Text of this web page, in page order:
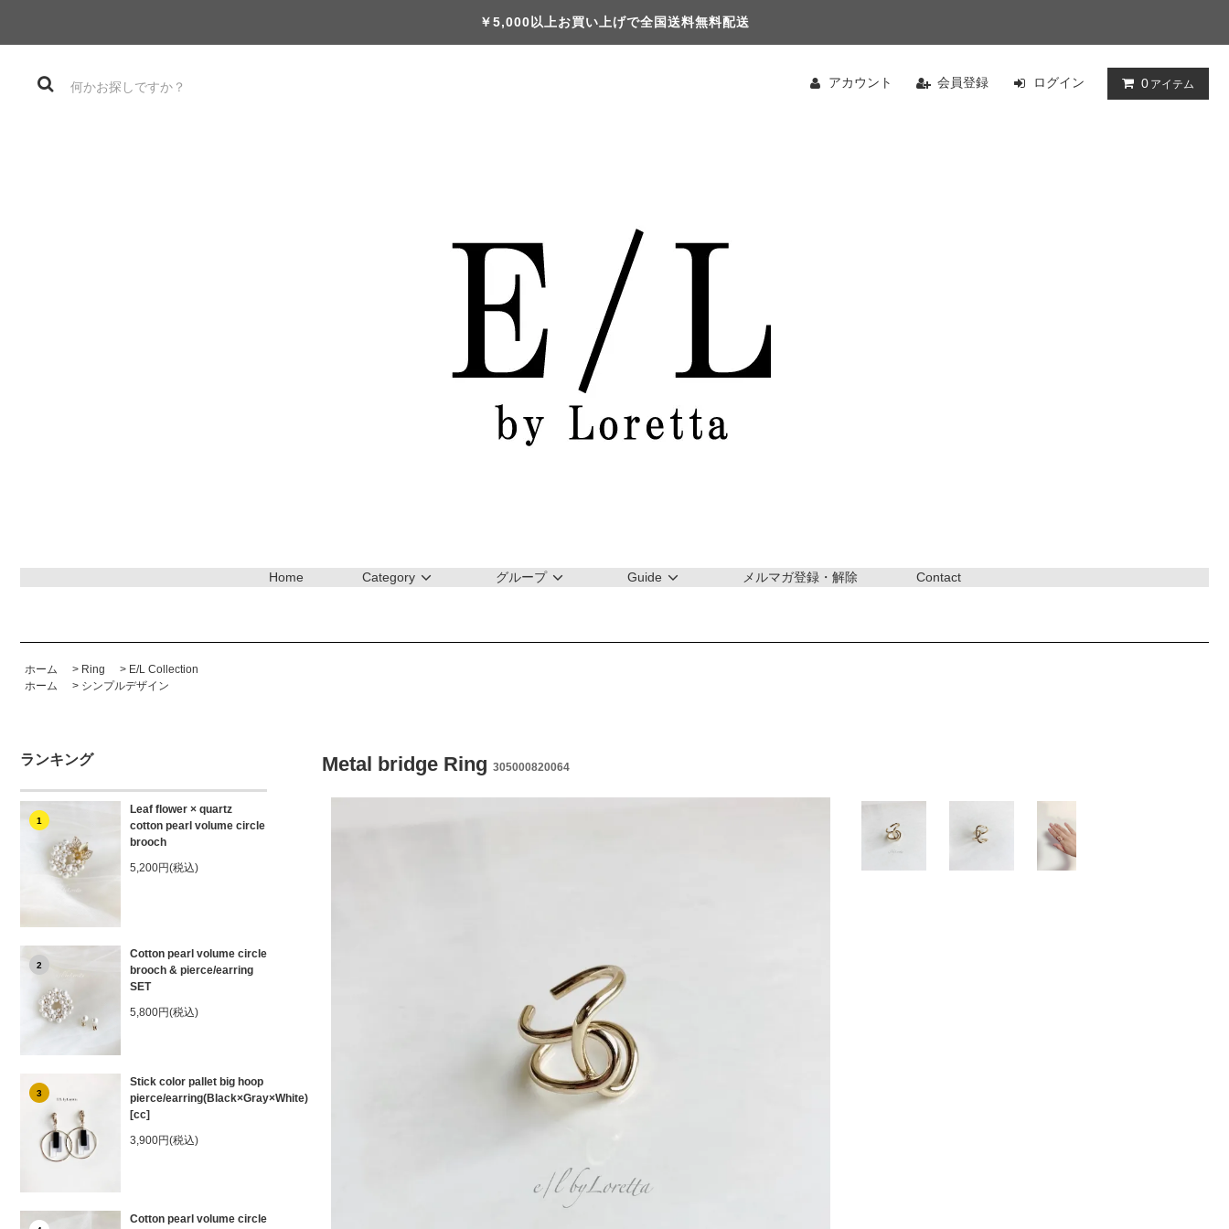
￥5,000以上お買い上げで全国送料無料配送
アカウント 会員登録 ログイン 0 アイテム
Home Category グループ Guide メルマガ登録・解除 Contact
ホーム > Ring > E/L Collection
ホーム
> シンプルデザイン
ランキング
1
Leaf flower × quartz
cotton pearl volume circle
brooch
5,200円(税込)
2
Cotton pearl volume circle
brooch & pierce/earring
SET
5,800円(税込)
3
Stick color pallet big hoop
pierce/earring(Black×Gray×White)
[cc]
3,900円(税込)
Cotton pearl volume circle
Metal bridge Ring 305000820064